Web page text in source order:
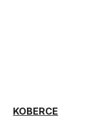
KOBERCE